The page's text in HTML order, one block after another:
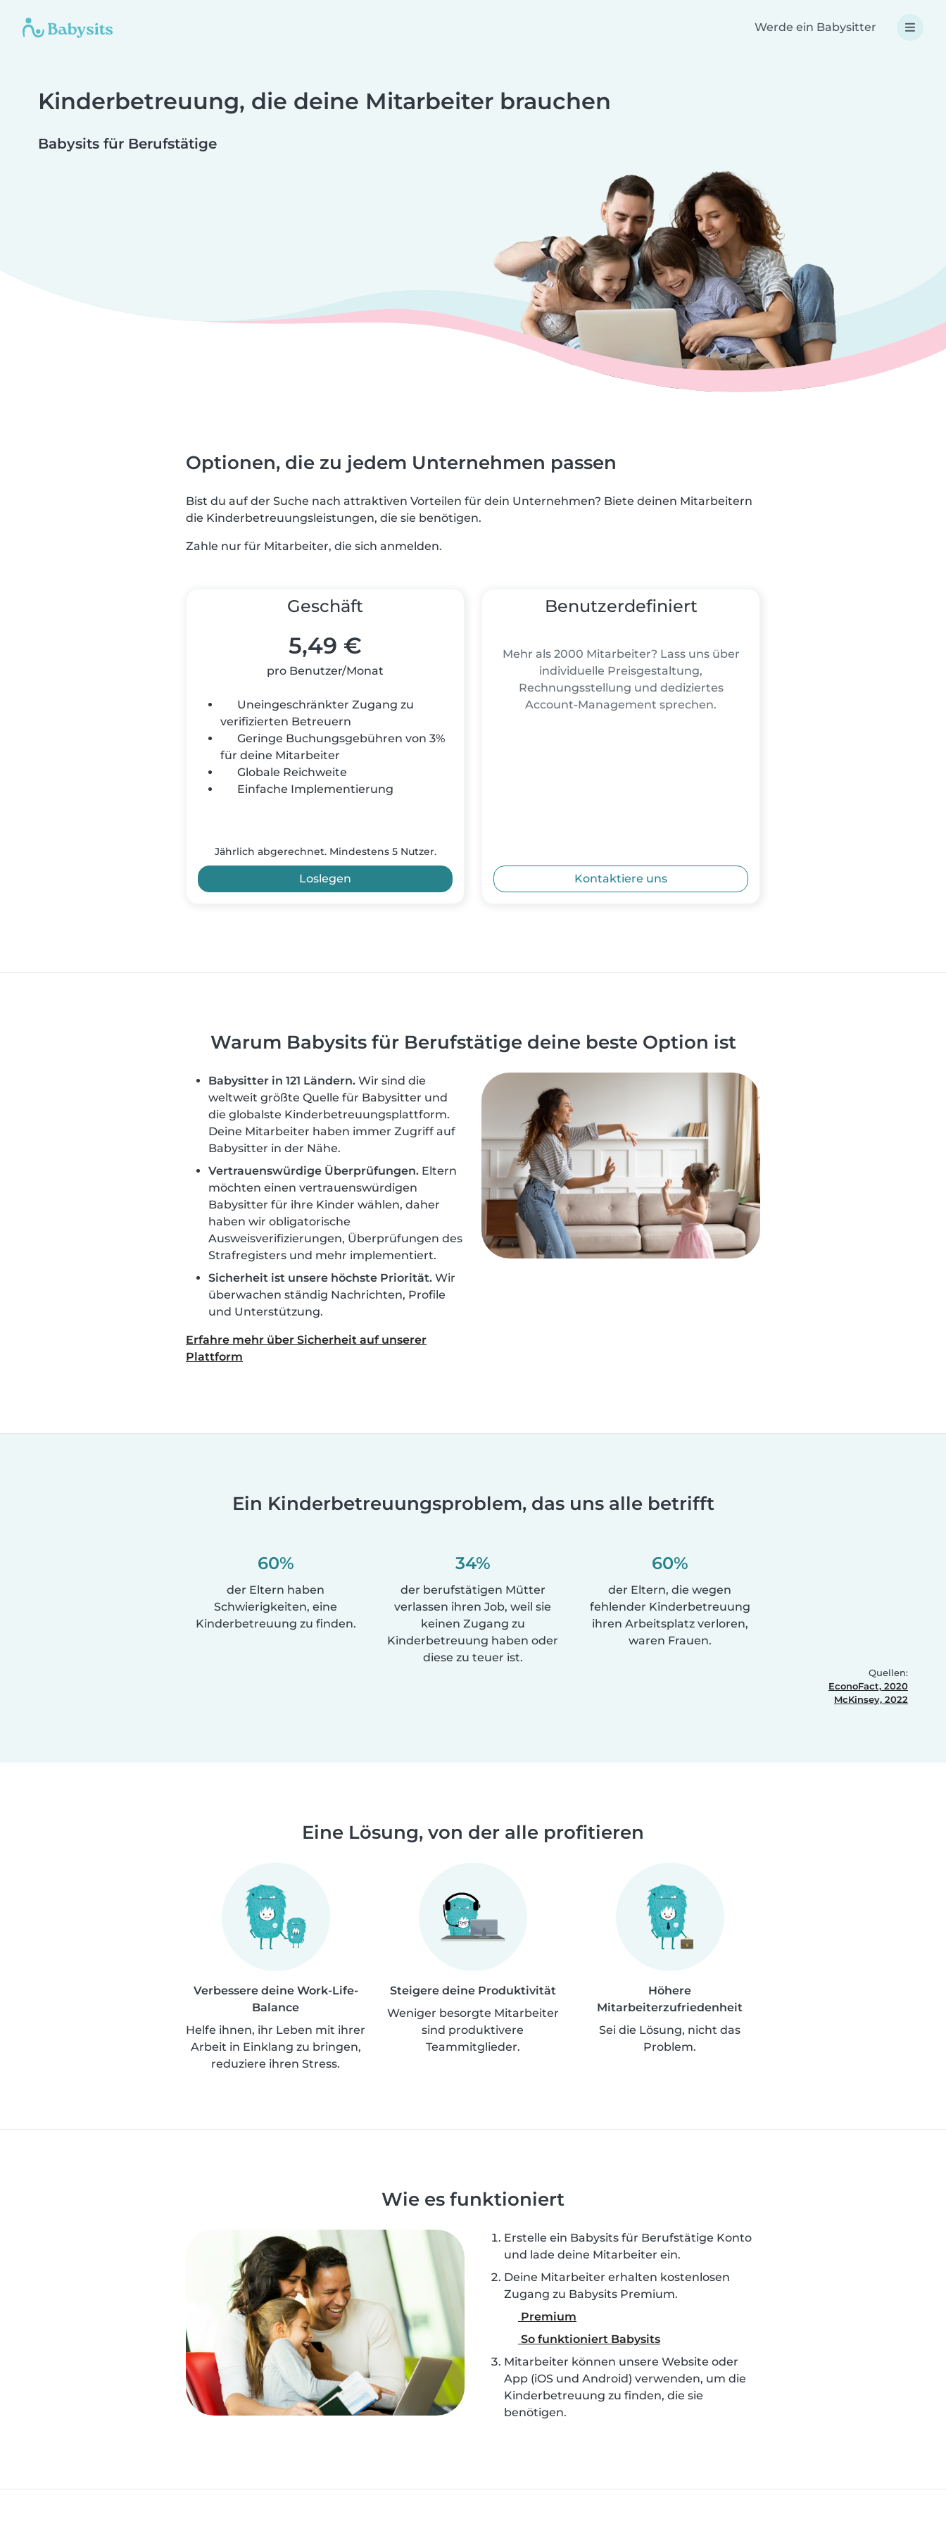
Werde ein Babysitter
Kinderbetreuung, die deine Mitarbeiter brauchen
Babysits für Berufstätige
Optionen, die zu jedem Unternehmen passen
Bist du auf der Suche nach attraktiven Vorteilen für dein Unternehmen? Biete deinen Mitarbeitern
die Kinderbetreuungsleistungen, die sie benötigen.
Zahle nur für Mitarbeiter, die sich anmelden.
Geschäft
5,49 €
pro Benutzer/Monat
Uneingeschränkter Zugang zu
verifizierten Betreuern
Geringe Buchungsgebühren von 3%
für deine Mitarbeiter
Globale Reichweite
Einfache Implementierung
Jährlich abgerechnet. Mindestens 5 Nutzer.
Loslegen
Benutzerdefiniert
Mehr als 2000 Mitarbeiter? Lass uns über
individuelle Preisgestaltung,
Rechnungsstellung und dediziertes
Account-Management sprechen.
Kontaktiere uns
Warum Babysits für Berufstätige deine beste Option ist
Babysitter in 121 Ländern. Wir sind die
weltweit größte Quelle für Babysitter und
die globalste Kinderbetreuungsplattform.
Deine Mitarbeiter haben immer Zugriff auf
Babysitter in der Nähe.
Vertrauenswürdige Überprüfungen. Eltern
möchten einen vertrauenswürdigen
Babysitter für ihre Kinder wählen, daher
haben wir obligatorische
Ausweisverifizierungen, Überprüfungen des
Strafregisters und mehr implementiert.
Sicherheit ist unsere höchste Priorität. Wir
überwachen ständig Nachrichten, Profile
und Unterstützung.
Erfahre mehr über Sicherheit auf unserer
Plattform
Ein Kinderbetreuungsproblem, das uns alle betrifft
60%
der Eltern haben
Schwierigkeiten, eine
Kinderbetreuung zu finden.
34%
der berufstätigen Mütter
verlassen ihren Job, weil sie
keinen Zugang zu
Kinderbetreuung haben oder
diese zu teuer ist.
60%
der Eltern, die wegen
fehlender Kinderbetreuung
ihren Arbeitsplatz verloren,
waren Frauen.
Quellen:
EconoFact, 2020
McKinsey, 2022
Eine Lösung, von der alle profitieren
Verbessere deine Work-Life-
Balance
Helfe ihnen, ihr Leben mit ihrer
Arbeit in Einklang zu bringen,
reduziere ihren Stress.
Steigere deine Produktivität
Weniger besorgte Mitarbeiter
sind produktivere
Teammitglieder.
Höhere
Mitarbeiterzufriedenheit
Sei die Lösung, nicht das
Problem.
Wie es funktioniert
Erstelle ein Babysits für Berufstätige Konto
und lade deine Mitarbeiter ein.
Deine Mitarbeiter erhalten kostenlosen
Zugang zu Babysits Premium.
Premium
So funktioniert Babysits
Mitarbeiter können unsere Website oder
App (iOS und Android) verwenden, um die
Kinderbetreuung zu finden, die sie
benötigen.